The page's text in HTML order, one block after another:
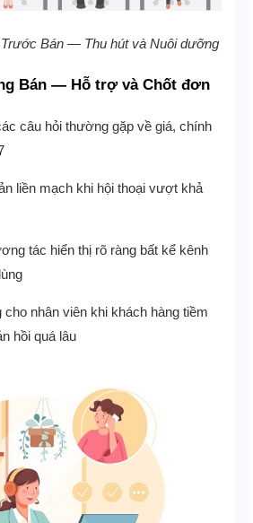
Bán — Thu hút và Nuôi dưỡng
Bán — Hỗ trợ và Chốt đơn
câu hỏi thường gặp về giá, chính
liền mạch khi hội thoại vượt khả
tác hiển thị rõ ràng bất kể kênh
cho nhân viên khi khách hàng tiềm
hồi quá lâu